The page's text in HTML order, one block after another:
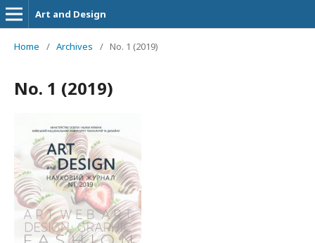
Art and Design
Home / Archives / No. 1 (2019)
No. 1 (2019)